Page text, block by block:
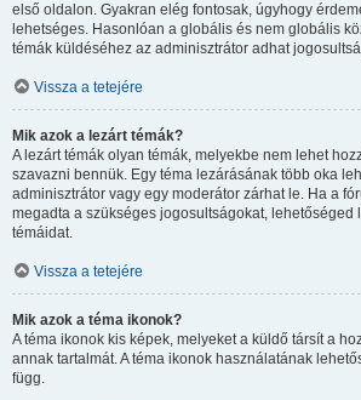
első oldalon. Gyakran elég fontosak, úgyhogy
lehetséges. Hasonlóan a globális és nem globális
témák küldéséhez az adminisztrátor adhat
Vissza a tetejére
Mik azok a lezárt témák?
A lezárt témák olyan témák, melyekbe nem lehet
szavazni bennük. Egy téma lezárásának több oka
adminisztrátor vagy egy moderátor zárhat le. Ha a
megadta a szükséges jogosultságokat, lehetőséged
témáidat.
Vissza a tetejére
Mik azok a téma ikonok?
A téma ikonok kis képek, melyeket a küldő társít a
annak tartalmát. A téma ikonok használatának
függ.